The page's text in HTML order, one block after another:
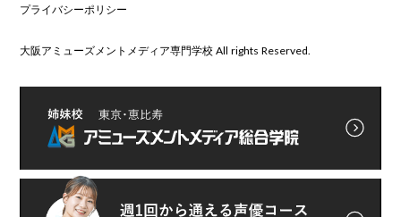
プライバシーポリシー
大阪アミューズメントメディア専門学校 All rights Reserved.